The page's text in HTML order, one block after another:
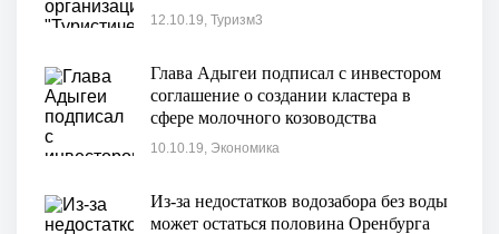
реализацию социального проекта
12.10.19, Туризм3
Глава Адыгеи подписал с инвестором
соглашение о создании кластера в
сфере молочного козоводства
10.10.19, Экономика
Из-за недостатков водозабора без воды
может остаться половина Оренбурга